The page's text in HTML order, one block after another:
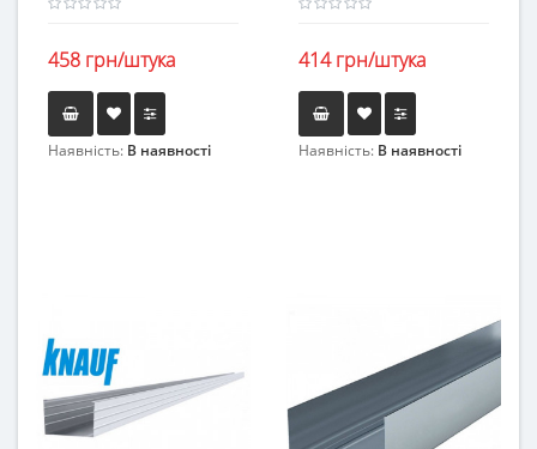
458 грн/штука
Наявність: В наявності
414 грн/штука
Наявність: В наявності